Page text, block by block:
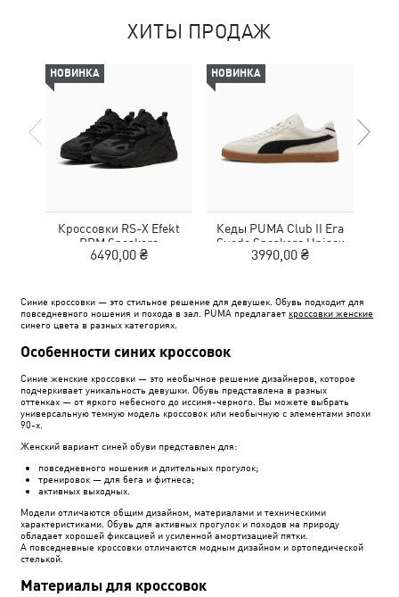
ХИТЫ ПРОДАЖ
НОВИНКА
Кроссовки RS-X Efekt
PRM Sneakers
6490,00 ₴
НОВИНКА
Кеды PUMA Club II Era
Suede Sneakers Unisex
3990,00 ₴
Синие кроссовки — это стильное решение для девушек. Обувь подходит для
повседневного ношения и похода в зал. PUMA предлагает кроссовки женские
синего цвета в разных категориях.
Особенности синих кроссовок
Синие женские кроссовки — это необычное решение дизайнеров, которое
подчеркивает уникальность девушки. Обувь представлена в разных
оттенках — от яркого небесного до иссиня-черного. Вы можете выбрать
универсальную темную модель кроссовок или необычную с элементами эпохи
90-х.
Женский вариант синей обуви представлен для:
повседневного ношения и длительных прогулок;
тренировок — для бега и фитнеса;
активных выходных.
Модели отличаются общим дизайном, материалами и техническими
характеристиками. Обувь для активных прогулок и походов на природу
обладает хорошей фиксацией и усиленной амортизацией пятки.
А повседневные кроссовки отличаются модным дизайном и ортопедической
стелькой.
Материалы для кроссовок